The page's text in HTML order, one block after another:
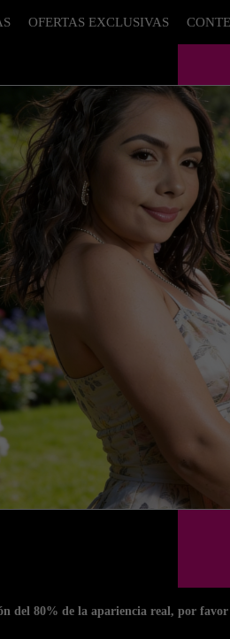
OFERTAS EXCLUSIVAS
del 80% de la apariencia real, por